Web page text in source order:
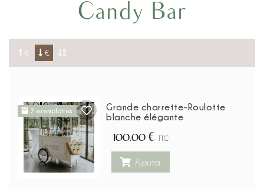
Candy Bar
€ €
2 exemplaires
Grande charrette-Roulotte
blanche élégante
100,00 € TTC
Ajouter